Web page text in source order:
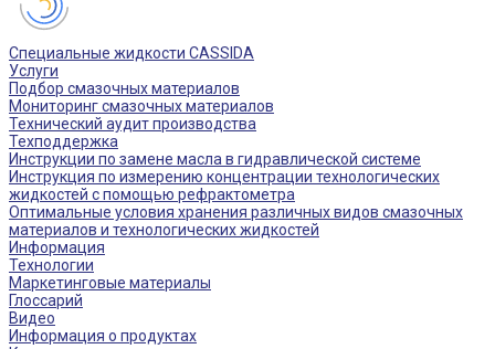
Специальные жидкости CASSIDA
Услуги
Подбор смазочных материалов
Мониторинг смазочных материалов
Технический аудит производства
Техподдержка
Инструкции по замене масла в гидравлической системе
Инструкция по измерению концентрации технологических
жидкостей с помощью рефрактометра
Оптимальные условия хранения различных видов смазочных
материалов и технологических жидкостей
Информация
Технологии
Маркетинговые материалы
Глоссарий
Видео
Информация о продуктах